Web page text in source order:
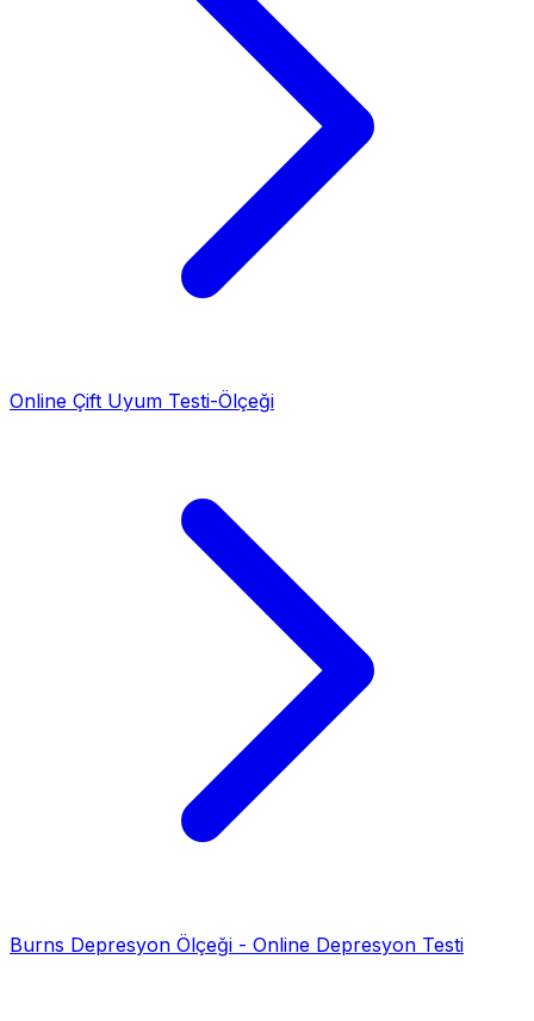
Online Çift Uyum Testi-Ölçeği
Burns Depresyon Ölçeği - Online Depresyon Testi